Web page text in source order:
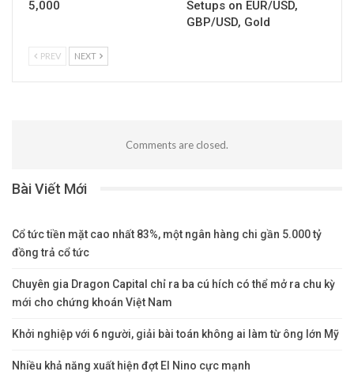
5,000
Setups on EUR/USD,
GBP/USD, Gold
PREV NEXT
Comments are closed.
Bài Viết Mới
Cổ tức tiền mặt cao nhất 83%, một ngân hàng chi gần 5.000 tỷ
đồng trả cổ tức
Chuyên gia Dragon Capital chỉ ra ba cú hích có thể mở ra chu kỳ
mới cho chứng khoán Việt Nam
Khởi nghiệp với 6 người, giải bài toán không ai làm từ ông lớn Mỹ
Nhiều khả năng xuất hiện đợt El Nino cực mạnh